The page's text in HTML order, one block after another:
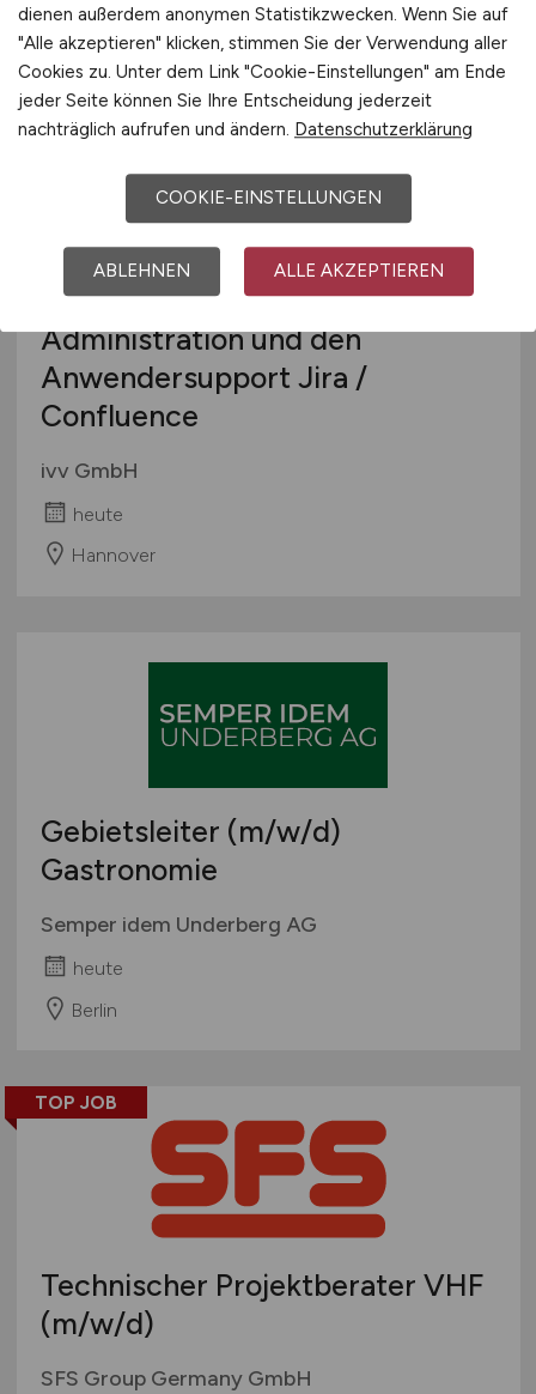
Dresden
TOP JOB
IT-Spezialist(m/w/d)für die
Administration und den
Anwendersupport Jira /
Confluence
ivv GmbH
heute
Hannover
Gebietsleiter (m/w/d)
Gastronomie
Semper idem Underberg AG
heute
Berlin
TOP JOB
Technischer Projektberater VHF
(m/w/d)
SFS Group Germany GmbH
dienen außerdem anonymen Statistikzwecken. Wenn Sie auf
"Alle akzeptieren" klicken, stimmen Sie der Verwendung aller
Cookies zu. Unter dem Link "Cookie-Einstellungen" am Ende
jeder Seite können Sie Ihre Entscheidung jederzeit
nachträglich aufrufen und ändern. Datenschutzerklärung
COOKIE-EINSTELLUNGEN
ABLEHNEN ALLE AKZEPTIEREN